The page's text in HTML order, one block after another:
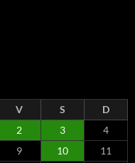
V S
D
2 3
4
9 10
11